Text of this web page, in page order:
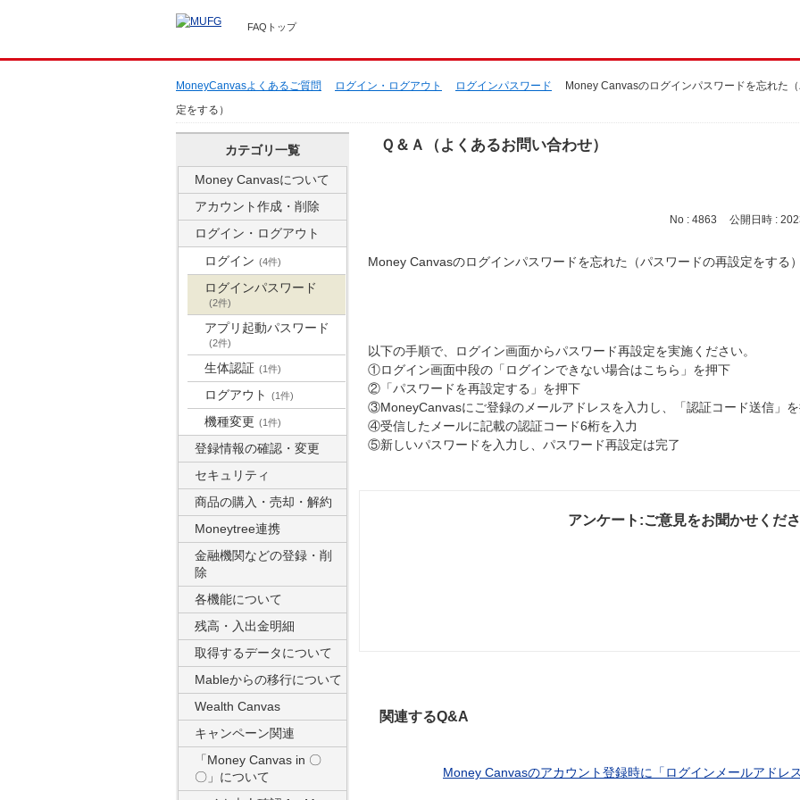
FAQトップ
MoneyCanvasよくあるご質問 ログイン・ログアウト ログインパスワード
Money Canvasのログインパスワードを忘れた
定をする）
カテゴリ一覧
Money Canvasについて
アカウント作成・削除
ログイン・ログアウト
ログイン (4件)
ログインパスワード
(2件)
アプリ起動パスワード
(2件)
生体認証 (1件)
ログアウト (1件)
機種変更 (1件)
登録情報の確認・変更
セキュリティ
商品の購入・売却・解約
Moneytree連携
金融機関などの登録・削
除
各機能について
残高・入出金明細
取得するデータについて
Mableからの移行について
Wealth Canvas
キャンペーン関連
「Money Canvas in 〇
〇」について
Ｑ＆Ａ（よくあるお問い合わせ）
No : 4863 公開日時 :
Money Canvasのログインパスワードを忘れた（パスワードの再設定をする）
以下の手順で、ログイン画面からパスワード再設定を実施ください。
①ログイン画面中段の「ログインできない場合はこちら」を押下
②「パスワードを再設定する」を押下
③MoneyCanvasにご登録のメールアドレスを入力し、「認証コード送信」
④受信したメールに記載の認証コード6桁を入力
⑤新しいパスワードを入力し、パスワード再設定は完了
アンケート:ご意見をお聞かせくだ
関連するQ&A
Money Canvasのアカウント登録時に「ログインメールアドレ